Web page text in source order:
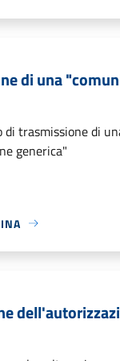
di una
di trasmissione di
generica"